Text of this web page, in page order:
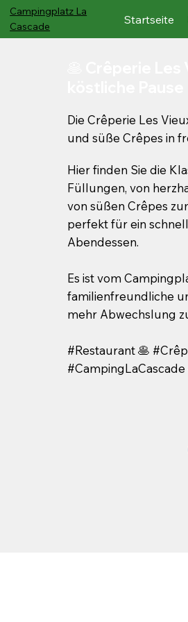
Campingplatz La
Cascade
Startseite
Die Crêperie Les
und süße Crêpes in
Hier finden Sie die
Füllungen, von
von süßen Crêpes
perfekt für ein
Abendessen.
Es ist vom
familienfreundliche
mehr Abwechslung
#Restaurant 🥞
#CampingLaCascade